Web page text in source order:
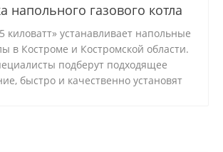
напольного газового котла
киловатт» устанавливает напольные
в Костроме и Костромской области.
подберут подходящее
быстро и качественно установят